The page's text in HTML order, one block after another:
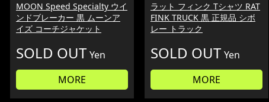
MOON Speed Specialty ウイ
ンドブレーカー 黒 ムーンア
イズ コーチジャケット
SOLD OUT Yen
MORE
ラット フィンク Tシャツ RAT
FINK TRUCK 黒 正規品 シボ
レー トラック
SOLD OUT Yen
MORE